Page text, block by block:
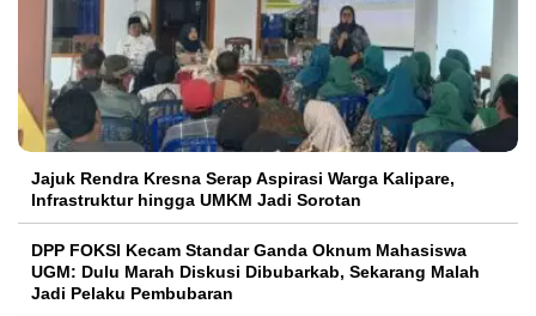
Jajuk Rendra Kresna Serap Aspirasi Warga Kalipare,
Infrastruktur hingga UMKM Jadi Sorotan
DPP FOKSI Kecam Standar Ganda Oknum Mahasiswa
UGM: Dulu Marah Diskusi Dibubarkab, Sekarang Malah
Jadi Pelaku Pembubaran